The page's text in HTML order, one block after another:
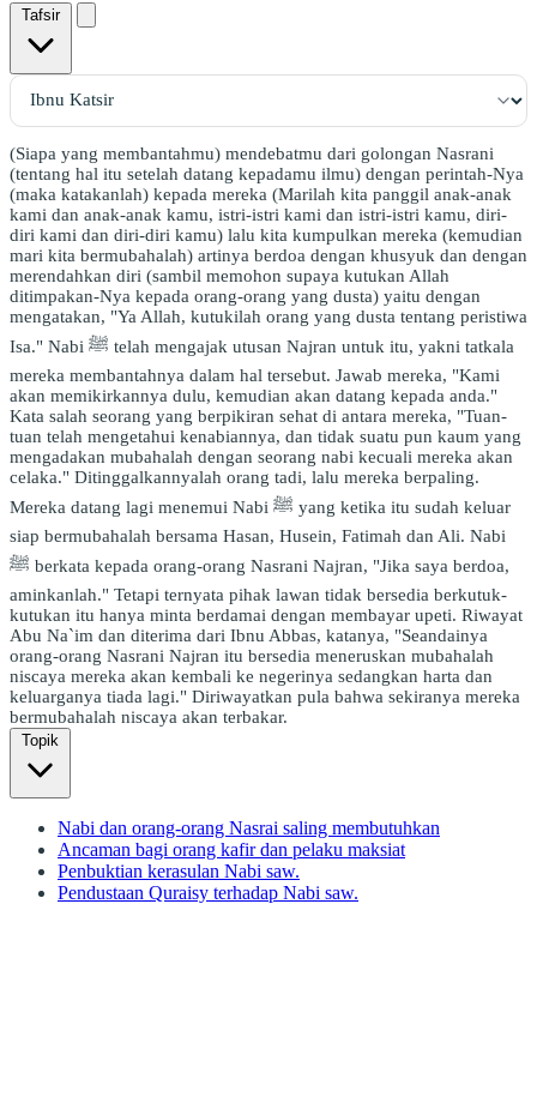
Tafsir
(Siapa yang membantahmu) mendebatmu dari golongan Nasrani
(tentang hal itu setelah datang kepadamu ilmu) dengan perintah-Nya
(maka katakanlah) kepada mereka (Marilah kita panggil anak-anak
kami dan anak-anak kamu, istri-istri kami dan istri-istri kamu, diri-
diri kami dan diri-diri kamu) lalu kita kumpulkan mereka (kemudian
mari kita bermubahalah) artinya berdoa dengan khusyuk dan dengan
merendahkan diri (sambil memohon supaya kutukan Allah
ditimpakan-Nya kepada orang-orang yang dusta) yaitu dengan
mengatakan, "Ya Allah, kutukilah orang yang dusta tentang peristiwa
Isa." Nabi ﷺ telah mengajak utusan Najran untuk itu, yakni tatkala
mereka membantahnya dalam hal tersebut. Jawab mereka, "Kami
akan memikirkannya dulu, kemudian akan datang kepada anda."
Kata salah seorang yang berpikiran sehat di antara mereka, "Tuan-
tuan telah mengetahui kenabiannya, dan tidak suatu pun kaum yang
mengadakan mubahalah dengan seorang nabi kecuali mereka akan
celaka." Ditinggalkannyalah orang tadi, lalu mereka berpaling.
Mereka datang lagi menemui Nabi ﷺ yang ketika itu sudah keluar
siap bermubahalah bersama Hasan, Husein, Fatimah dan Ali. Nabi
ﷺ berkata kepada orang-orang Nasrani Najran, "Jika saya berdoa,
aminkanlah." Tetapi ternyata pihak lawan tidak bersedia berkutuk-
kutukan itu hanya minta berdamai dengan membayar upeti. Riwayat
Abu Na`im dan diterima dari Ibnu Abbas, katanya, "Seandainya
orang-orang Nasrani Najran itu bersedia meneruskan mubahalah
niscaya mereka akan kembali ke negerinya sedangkan harta dan
keluarganya tiada lagi." Diriwayatkan pula bahwa sekiranya mereka
bermubahalah niscaya akan terbakar.
Topik
Nabi dan orang-orang Nasrai saling membutuhkan
Ancaman bagi orang kafir dan pelaku maksiat
Penbuktian kerasulan Nabi saw.
Pendustaan Quraisy terhadap Nabi saw.